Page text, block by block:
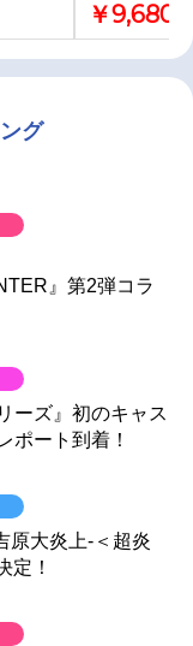
￥9,680
グ
』第2弾コラ
ーズ』初のキャス
ポート到着！
原大炎上-＜超炎
定！